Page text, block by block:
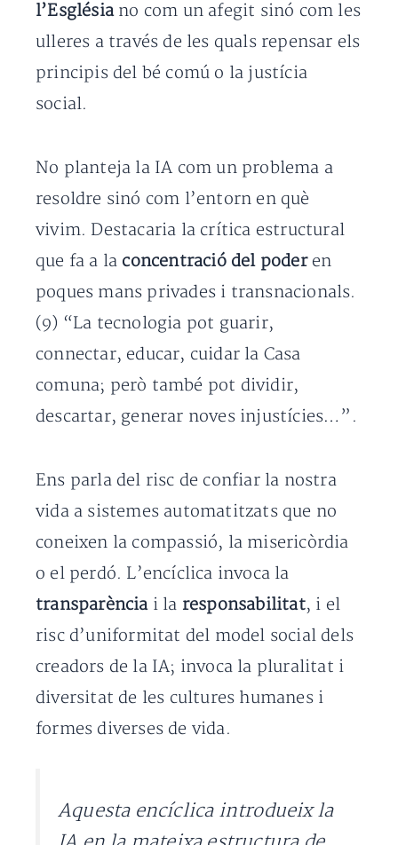
l’Esglésiano com un afegit sinó com les
ulleres a través de les quals repensar els
principis del bé comú o la justícia
social.
No planteja la IA com un problema a
resoldre sinó com l’entorn en què
vivim. Destacaria la crítica estructural
que fa a la concentració del poderen
poques mans privades i transnacionals.
(9) “La tecnologia pot guarir,
connectar, educar, cuidar la Casa
comuna; però també pot dividir,
descartar, generar noves injustícies…”.
Ens parla del risc de confiar la nostra
vida a sistemes automatitzats que no
coneixen la compassió, la misericòrdia
o el perdó. L’encíclica invoca la
transparència i la responsabilitat, i el
risc d’uniformitat del model social dels
creadors de la IA; invoca la pluralitat i
diversitat de les cultures humanes i
formes diverses de vida.
Aquesta encíclica introdueix la